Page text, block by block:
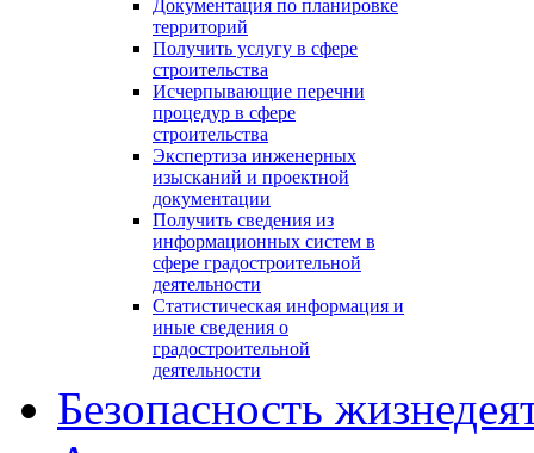
Документация по планировке
территорий
Получить услугу в сфере
строительства
Исчерпывающие перечни
процедур в сфере
строительства
Экспертиза инженерных
изысканий и проектной
документации
Получить сведения из
информационных систем в
сфере градостроительной
деятельности
Статистическая информация и
иные сведения о
градостроительной
деятельности
Безопасность